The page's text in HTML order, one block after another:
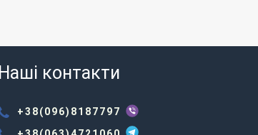
Наші контакти
+38(096)8187797